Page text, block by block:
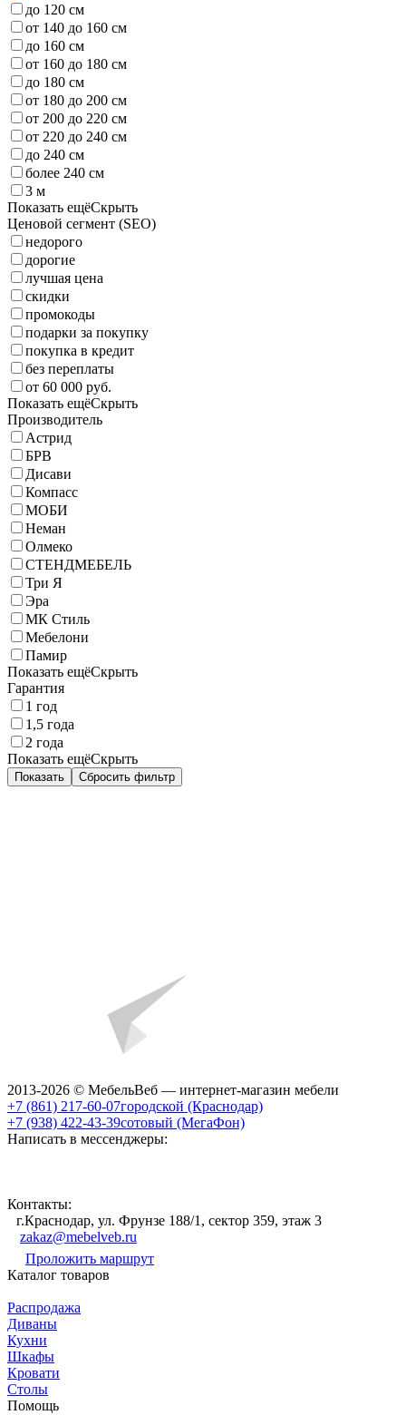
до 120 см
от 140 до 160 см
до 160 см
от 160 до 180 см
до 180 см
от 180 до 200 см
от 200 до 220 см
от 220 до 240 см
до 240 см
более 240 см
3 м
Показать ещёСкрыть
Ценовой сегмент (SEO)
недорого
дорогие
лучшая цена
скидки
промокоды
подарки за покупку
покупка в кредит
без переплаты
от 60 000 руб.
Показать ещёСкрыть
Производитель
Астрид
БРВ
Дисави
Компасс
МОБИ
Неман
Олмеко
СТЕНДМЕБЕЛЬ
Три Я
Эра
МК Стиль
Мебелони
Памир
Показать ещёСкрыть
Гарантия
1 год
1,5 года
2 года
Показать ещёСкрыть
Показать Сбросить фильтр
2013-2026 © МебельВеб — интернет-магазин мебели
+7 (861) 217-60-07городской (Краснодар)
+7 (938) 422-43-39сотовый (МегаФон)
Написать в мессенджеры:
Контакты:
г.Краснодар, ул. Фрунзе 188/1, сектор 359, этаж 3
zakaz@mebelveb.ru
Проложить маршрут
Каталог товаров
Распродажа
Диваны
Кухни
Шкафы
Кровати
Столы
Помощь